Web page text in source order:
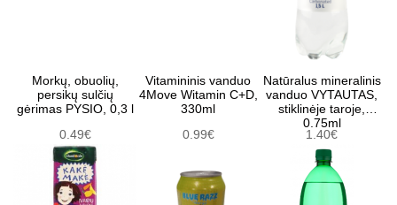
Morkų, obuolių,
persikų sulčių
gėrimas PYSIO, 0,3 l
0.49€
Vitamininis vanduo
4Move Witamin C+D,
330ml
0.99€
Natūralus mineralinis
vanduo VYTAUTAS,
stiklinėje taroje,
0.75ml
1.40€